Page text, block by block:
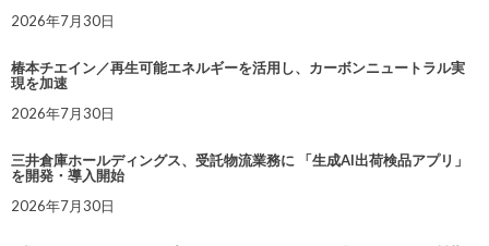
2026年7月30日
椿本チエイン／再生可能エネルギーを活用し、カーボンニュートラル実
現を加速
2026年7月30日
三井倉庫ホールディングス、受託物流業務に 「生成AI出荷検品アプリ」
を開発・導入開始
2026年7月30日